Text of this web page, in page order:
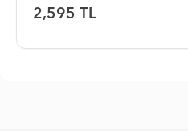
2,595 TL